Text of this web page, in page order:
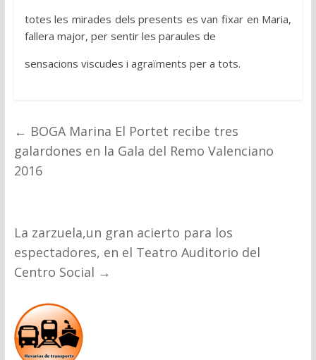
totes les mirades dels presents es van fixar en Maria,
fallera major, per sentir les paraules de
sensacions viscudes i agraïments per a tots.
← BOGA Marina El Portet recibe tres
galardones en la Gala del Remo Valenciano
2016
La zarzuela,un gran acierto para los
espectadores, en el Teatro Auditorio del
Centro Social →